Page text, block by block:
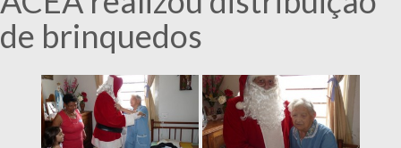
de brinquedos